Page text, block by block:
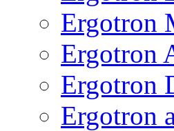
Ergotron
Ergotron
Ergotron
Ergotron